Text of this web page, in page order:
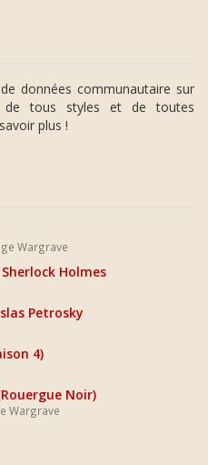
données communautaire sur
tous styles et de toutes
plus !
Wargrave
Holmes
Petrosky
4)
Noir)
Wargrave